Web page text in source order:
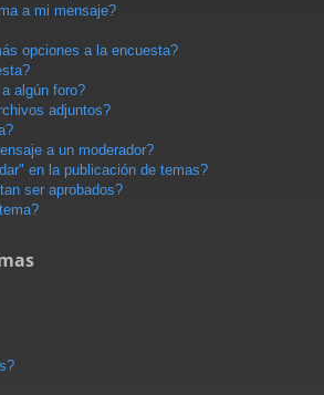
a mi mensaje?
opciones a la encuesta?
algún foro?
adjuntos?
a un moderador?
en la publicación de temas?
ser aprobados?